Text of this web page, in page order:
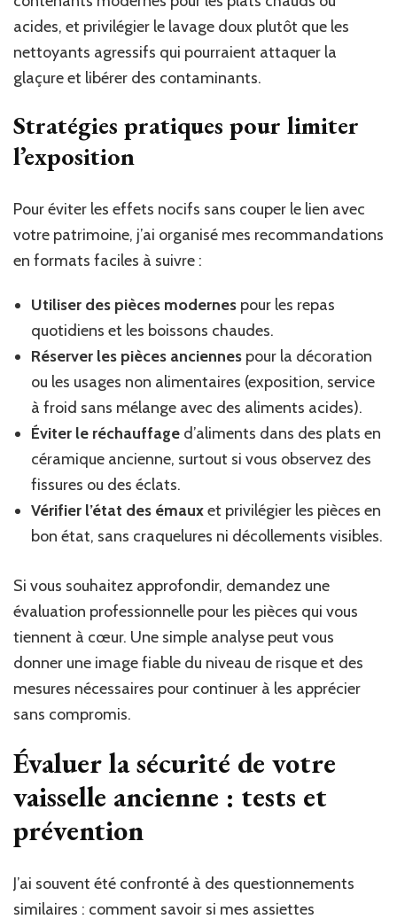
acides, et privilégier le lavage doux plutôt que les
nettoyants agressifs qui pourraient attaquer la
glaçure et libérer des contaminants.
Stratégies pratiques pour limiter
l’exposition
Pour éviter les effets nocifs sans couper le lien avec
votre patrimoine, j’ai organisé mes recommandations
en formats faciles à suivre :
Utiliser des pièces modernes pour les repas
quotidiens et les boissons chaudes.
Réserver les pièces anciennes pour la décoration
ou les usages non alimentaires (exposition, service
à froid sans mélange avec des aliments acides).
Éviter le réchauffage d’aliments dans des plats en
céramique ancienne, surtout si vous observez des
fissures ou des éclats.
Vérifier l’état des émauxet privilégier les pièces en
bon état, sans craquelures ni décollements visibles.
Si vous souhaitez approfondir, demandez une
évaluation professionnelle pour les pièces qui vous
tiennent à cœur. Une simple analyse peut vous
donner une image fiable du niveau de risque et des
mesures nécessaires pour continuer à les apprécier
sans compromis.
Évaluer la sécurité de votre
vaisselle ancienne : tests et
prévention
J’ai souvent été confronté à des questionnements
similaires : comment savoir si mes assiettes